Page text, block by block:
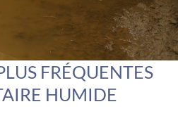
FRÉQUENTES
HUMIDE